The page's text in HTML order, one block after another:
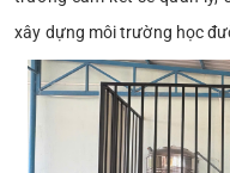
xây dựng môi trường học